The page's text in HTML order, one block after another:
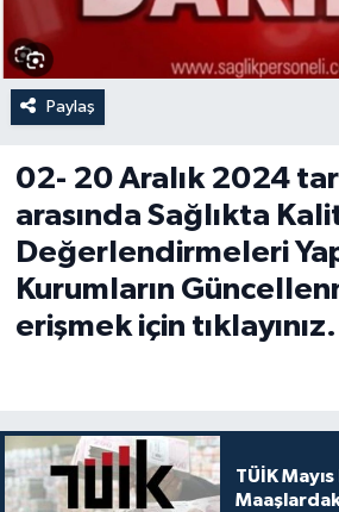
Paylaş
02- 20 Aralık 2024
arasında Sağlıkta
Değerlendirmeleri
Kurumların
erişmek için tıklayınız.
TÜİK